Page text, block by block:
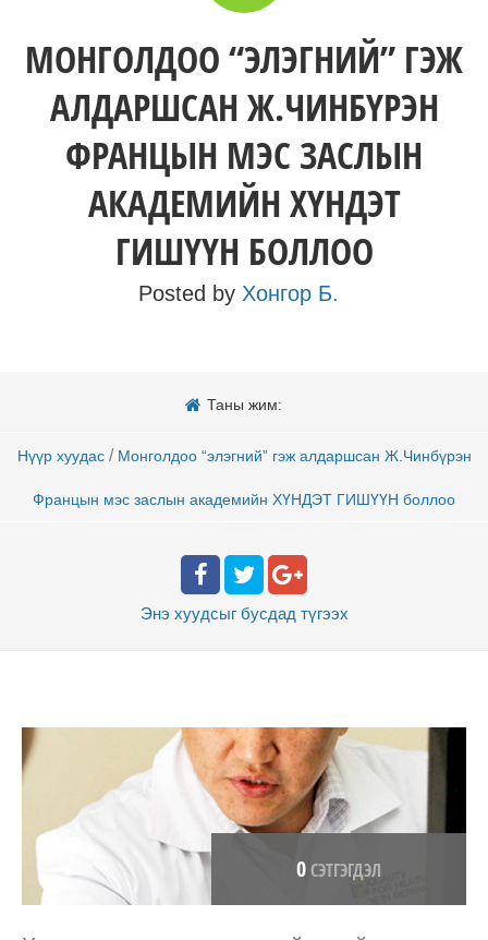
МОНГОЛДОО “ЭЛЭГНИЙ” ГЭЖ
АЛДАРШСАН Ж.ЧИНБҮРЭН
ФРАНЦЫН МЭС ЗАСЛЫН
АКАДЕМИЙН ХҮНДЭТ
ГИШҮҮН БОЛЛОО
Posted by Хонгор Б.
Таны жим:
Нүүр хуудас / Монголдоо “элэгний” гэж алдаршсан Ж.Чинбүрэн
Францын мэс заслын академийн ХҮНДЭТ ГИШҮҮН боллоо
Энэ хуудсыг бусдад түгээх
0СЭТГЭГДЭЛ